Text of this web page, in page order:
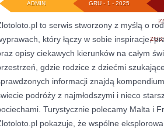
GRU - 1 - 2025
ADMIN
to serwis stworzony z myślą o
który łączy w sobie inspiracje,
opisy ciekawych kierunków na całym
gdzie rodzice z dziećmi szukające
informacji znajdą
podróży z najmłodszymi i nieco
Turystycznie polecamy Malta i
pokazuje, że wspólne